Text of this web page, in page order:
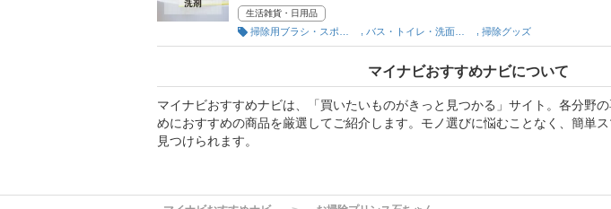
しい商品や、汚れがよく落ちる洗浄力の強い商品、こすり洗い不要の商品など、さ
排水溝、天井、鏡まわりにできた赤カビ・黒カビをきれいにして快適にお風呂に入
イプ別診断も試してみてくださいね。洗剤が切れてしまったときの代用品も紹介。
ンキングもあるので、売れ筋や口コミとあわせてチェックしてみてください。
生活雑貨・日用品
掃除グッズ
マイナビおすすめナビについて
マイナビおすすめナビは、「買いたいものがきっと見つかる」サイト。各分野
めにおすすめの商品を厳選してご紹介します。モノ選びに悩むことなく、簡単
見つけられます。